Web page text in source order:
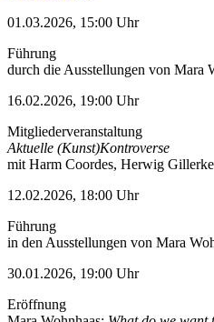
01.03.2026, 15:00 Uhr
Führung
durch die Ausstellungen von Mara
16.02.2026, 19:00 Uhr
Mitgliederveranstaltung
Aktuelle (Kunst)Kontroverse
mit Harm Coordes, Herwig
12.02.2026, 18:00 Uhr
Führung
in den Ausstellungen von Mara
30.01.2026, 19:00 Uhr
Eröffnung